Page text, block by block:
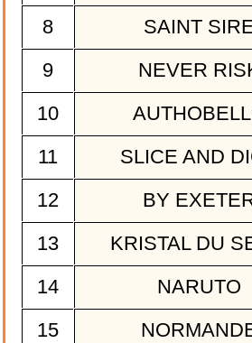
8
SAINT
9
NEVER
10
11
SLICE AND
12
BY
13
KRISTAL DU
14
NARUTO
15